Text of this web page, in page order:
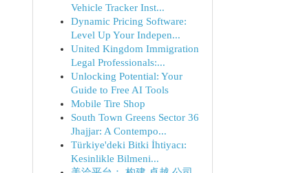
Vehicle Tracker Inst...
Dynamic Pricing Software:
Level Up Your Indepen...
United Kingdom Immigration
Legal Professionals:...
Unlocking Potential: Your
Guide to Free AI Tools
Mobile Tire Shop
South Town Greens Sector 36
Jhajjar: A Contempo...
Türkiye'deki Bitki İhtiyacı:
Kesinlikle Bilmeni...